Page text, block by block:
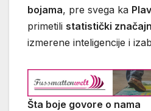
bojama, pre svega ka
primetili statistički
izmerene inteligencije i
Šta boje govore o nama